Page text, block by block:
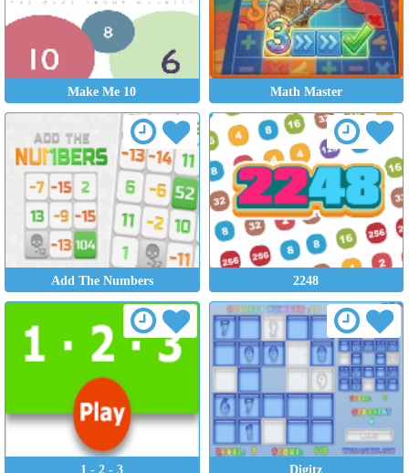
Make Me 10 Math Master
Add The Numbers 2248
1 - 2 - 3 Digitz